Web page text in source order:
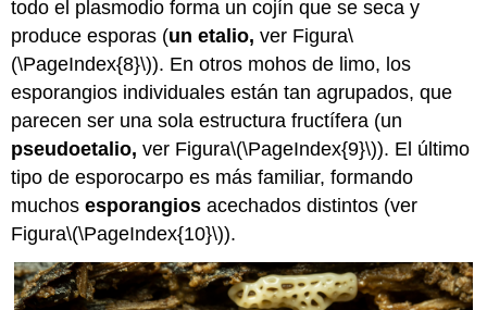
todo el plasmodio forma un cojín que se seca y
produce esporas (un etalio, ver Figura\
(\PageIndex{8}\)). En otros mohos de limo, los
esporangios individuales están tan agrupados, que
parecen ser una sola estructura fructífera (un
pseudoetalio, ver Figura\(\PageIndex{9}\)). El último
tipo de esporocarpo es más familiar, formando
muchosesporangios acechados distintos (ver
Figura\(\PageIndex{10}\)).